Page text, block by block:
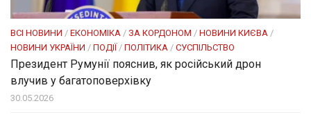
ВСІ НОВИНИ / ЕКОНОМІКА / ЗА КОРДОНОМ / НОВИНИ КИЄВА /
НОВИНИ УКРАЇНИ / ПОДІЇ/ ПОЛІТИКА / СУСПІЛЬСТВО
Президент Румунії пояснив, як російський дрон
влучив у багатоповерхівку
30.05.2026